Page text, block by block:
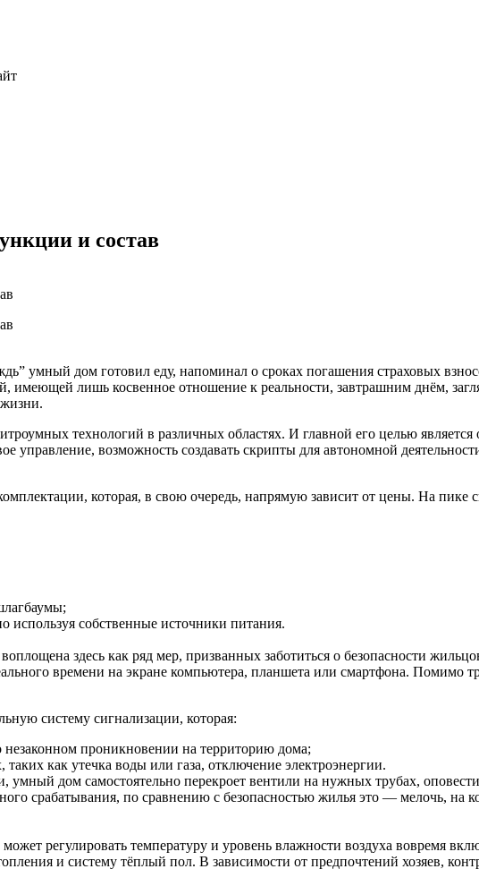
и состав
умный дом готовил еду, напоминал о сроках погашения страховых
имеющей лишь косвенное отношение к реальности, завтрашним днём,
технологий в различных областях. И главной его целью является
управление, возможность создавать скрипты для автономной
которая, в свою очередь, напрямую зависит от цены. На
используя собственные источники питания.
здесь как ряд мер, призванных заботиться о безопасности
времени на экране компьютера, планшета или смартфона. Помимо
систему сигнализации, которая:
проникновении на территорию дома;
как утечка воды или газа, отключение электроэнергии.
умный дом самостоятельно перекроет вентили на нужных трубах,
срабатывания, по сравнению с безопасностью жилья это — мелочь, на
регулировать температуру и уровень влажности воздуха вовремя
и систему тёплый пол. В зависимости от предпочтений хозяев,